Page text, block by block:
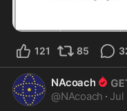
121 85
NAcoach
@NAcoach · Jul